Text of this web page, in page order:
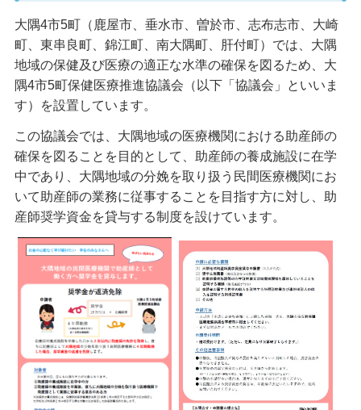
大隅4市5町（鹿屋市、垂水市、曽於市、志布志市、大崎
町、東串良町、錦江町、南大隅町、肝付町）では、大隅
地域の保健及び医療の適正な水準の確保を図るため、大
隅4市5町保健医療推進協議会（以下「協議会」といいま
す）を設置しています。
この協議会では、大隅地域の医療機関における助産師の
確保を図ることを目的として、助産師の養成施設に在学
中であり、大隅地域の分娩を取り扱う民間医療機関にお
いて助産師の業務に従事することを目指す方に対し、助
産師奨学資金を貸与する制度を設けています。